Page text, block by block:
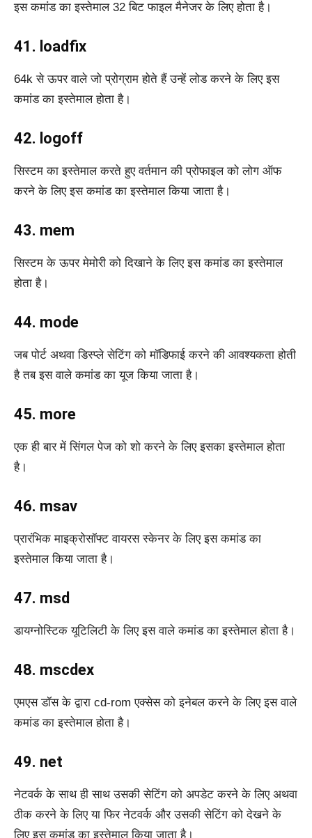
इस कमांड का इस्तेमाल 32 बिट फाइल मैनेजर के लिए होता है।
41. loadfix
64k से ऊपर वाले जो प्रोग्राम होते हैं उन्हें लोड करने के लिए इस
कमांड का इस्तेमाल होता है।
42. logoff
सिस्टम का इस्तेमाल करते हुए वर्तमान की प्रोफाइल को लोग ऑफ
करने के लिए इस कमांड का इस्तेमाल किया जाता है।
43. mem
सिस्टम के ऊपर मेमोरी को दिखाने के लिए इस कमांड का इस्तेमाल
होता है।
44. mode
जब पोर्ट अथवा डिस्प्ले सेटिंग को मॉडिफाई करने की आवश्यकता होती
है तब इस वाले कमांड का यूज किया जाता है।
45. more
एक ही बार में सिंगल पेज को शो करने के लिए इसका इस्तेमाल होता
है।
46. msav
प्रारंभिक माइक्रोसॉफ्ट वायरस स्केनर के लिए इस कमांड का
इस्तेमाल किया जाता है।
47. msd
डायग्नोस्टिक यूटिलिटी के लिए इस वाले कमांड का इस्तेमाल होता है।
48. mscdex
एमएस डॉस के द्वारा cd-rom एक्सेस को इनेबल करने के लिए इस वाले
कमांड का इस्तेमाल होता है।
49. net
नेटवर्क के साथ ही साथ उसकी सेटिंग को अपडेट करने के लिए अथवा
ठीक करने के लिए या फिर नेटवर्क और उसकी सेटिंग को देखने के
लिए इस कमांड का इस्तेमाल किया जाता है।